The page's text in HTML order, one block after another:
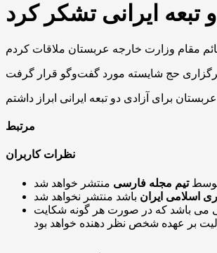
تبعه ایرانی تشکر کرد
مرتبط
نظرات کاربران
توسطتیم مجله فارسی
اسلامی ایران
می باشد که در صورت هر گونه شکایت